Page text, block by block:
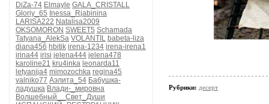
DiZa-74 Elmayle GALA_CRISTALL
Gloriy_65 Inessa_Rjabinina
LARISA222 Natalisa2009
OKSOMORON SWEET5 Schamada
Tatyana_AlekSa VOLANTIL babeta-liza
diana456 hbitik irena-1234 irena-irena1
irina44 irisi jelena444 jelena478
karoline21 kru4inka leonarda11
letyanija4 mimozochka regina45
valniko77 Аэлита_54 Бабушка-
ладушка Влади-_мировна
Волшебный__Свет_Души
Рубрики: десерт